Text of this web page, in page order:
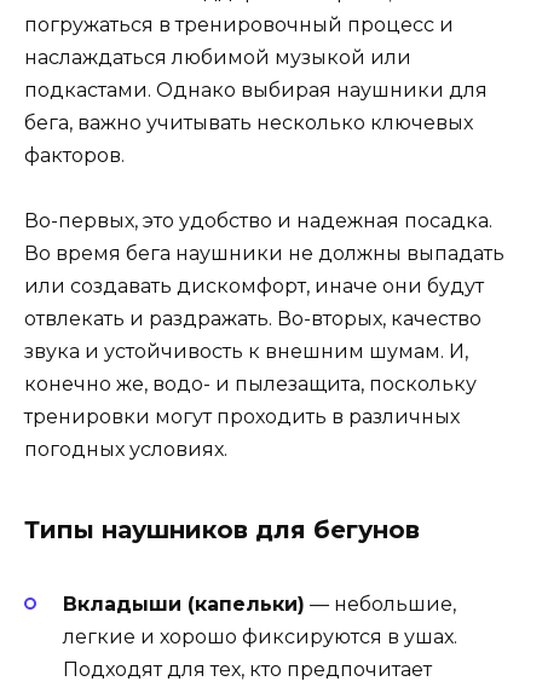
погружаться в тренировочный процесс и
наслаждаться любимой музыкой или
подкастами. Однако выбирая наушники для
бега, важно учитывать несколько ключевых
факторов.
Во-первых, это удобство и надежная посадка.
Во время бега наушники не должны выпадать
или создавать дискомфорт, иначе они будут
отвлекать и раздражать. Во-вторых, качество
звука и устойчивость к внешним шумам. И,
конечно же, водо- и пылезащита, поскольку
тренировки могут проходить в различных
погодных условиях.
Типы наушников для бегунов
Вкладыши (капельки) — небольшие,
легкие и хорошо фиксируются в ушах.
Подходят для тех, кто предпочитает